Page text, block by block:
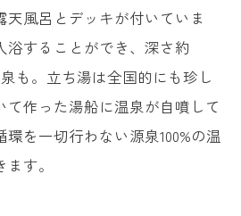
天風呂とデッキが付いていま
浴することができ、深さ約
も。立ち湯は全国的にも珍し
て作った湯船に温泉が自噴して
を一切行わない源泉100%の温
す。